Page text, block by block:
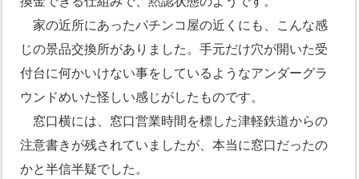
家の近所にあったパチンコ屋の近くにも、こんな感
じの景品交換所がありました。手元だけ穴が開いた受
付台に何かいけない事をしているようなアンダーグラ
ウンドめいた怪しい感じがしたものです。
窓口横には、窓口営業時間を標した津軽鉄道からの
注意書きが残されていましたが、本当に窓口だったの
かと半信半疑でした。